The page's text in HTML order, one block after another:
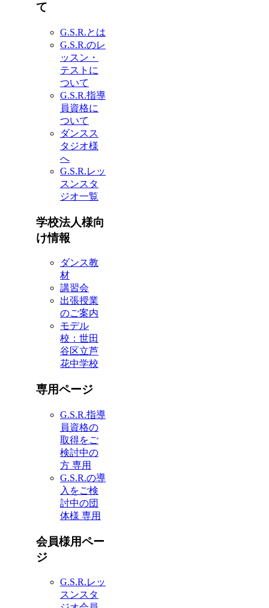
て
G.S.R.とは
G.S.R.のレ
ッスン・
テストに
ついて
G.S.R.指導
員資格に
ついて
ダンスス
タジオ様
へ
G.S.R.レッ
スンスタ
ジオ一覧
学校法人様向
け情報
ダンス教
材
講習会
出張授業
のご案内
モデル
校：世田
谷区立芦
花中学校
専用ページ
G.S.R.指導
員資格の
取得をご
検討中の
方 専用
G.S.R.の導
入をご検
討中の団
体様 専用
会員様用ペー
ジ
G.S.R.レッ
スンスタ